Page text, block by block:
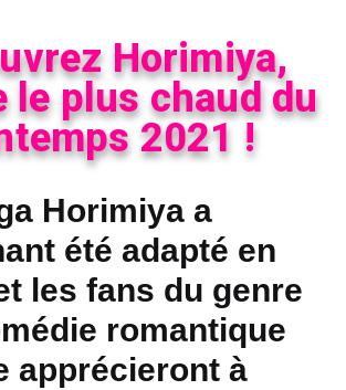
Horimiya,
le plus chaud du
2021 !
Horimiya a
été adapté en
les fans du genre
romantique
apprécieront à